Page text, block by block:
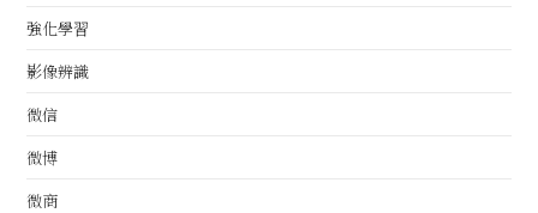
強化學習
影像辨識
微信
微博
微商